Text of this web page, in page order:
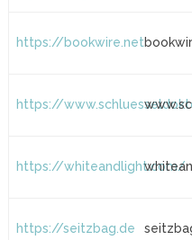
https://bookwire.net
https://
https://whiteandlight.com/
https://seitzbag.de